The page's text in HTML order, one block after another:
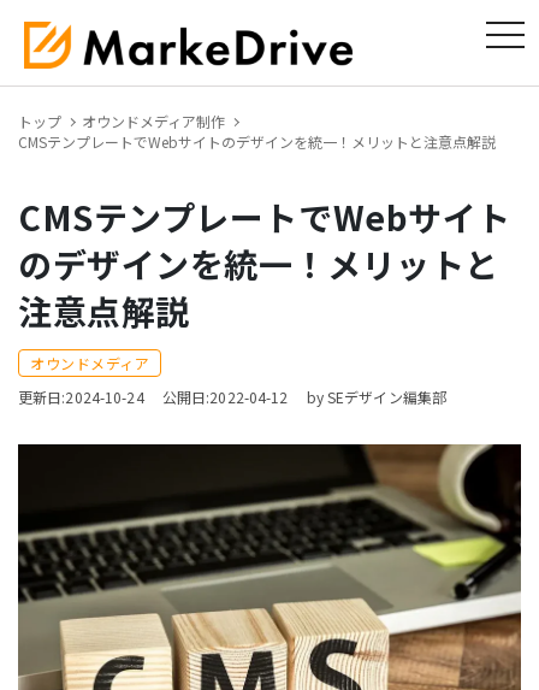
トップ
オウンドメディア制作
CMSテンプレートでWebサイトのデザインを統一！メリットと注意点解説
CMSテンプレートでWebサイト
のデザインを統一！メリットと
注意点解説
オウンドメディア
更新日:2024-10-24
公開日:2022-04-12 by SEデザイン編集部